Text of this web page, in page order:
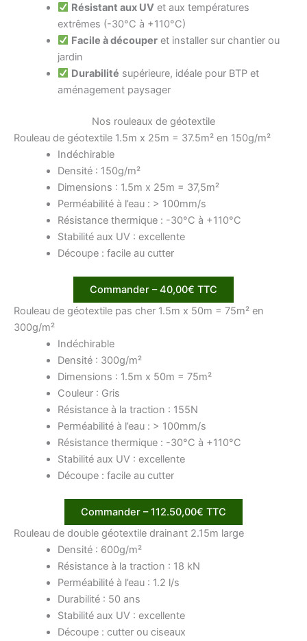
Résistant aux UV et aux températures
extrêmes (-30°C à +110°C)
Facile à découper et installer sur chantier ou
jardin
Durabilité supérieure, idéale pour BTP et
aménagement paysager
Nos rouleaux de géotextile
Rouleau de géotextile 1.5m x 25m = 37.5m² en 150g/m²
Indéchirable
Densité : 150g/m²
Dimensions : 1.5m x 25m = 37,5m²
Perméabilité à l’eau : > 100mm/s
Résistance thermique : -30°C à +110°C
Stabilité aux UV : excellente
Découpe : facile au cutter
Commander – 40,00€ TTC
Rouleau de géotextile pas cher 1.5m x 50m = 75m² en
300g/m²
Indéchirable
Densité : 300g/m²
Dimensions : 1.5m x 50m = 75m²
Couleur : Gris
Résistance à la traction : 155N
Perméabilité à l’eau : > 100mm/s
Résistance thermique : -30°C à +110°C
Stabilité aux UV : excellente
Découpe : facile au cutter
Commander – 112.50,00€ TTC
Rouleau de double géotextile drainant 2.15m large
Densité : 600g/m²
Résistance à la traction : 18 kN
Perméabilité à l’eau : 1.2 l/s
Durabilité : 50 ans
Stabilité aux UV : excellente
Découpe : cutter ou ciseaux